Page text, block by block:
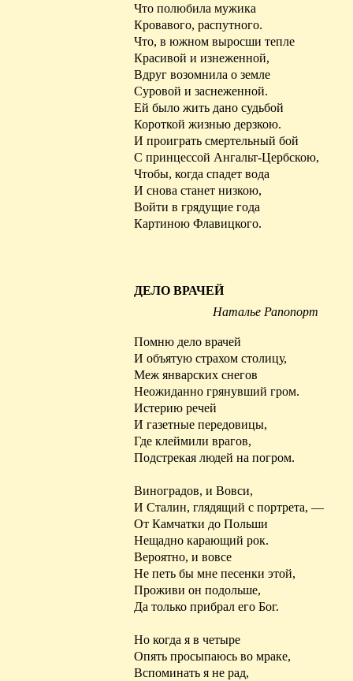
Что полюбила мужика
Кровавого, распутного.
Что, в южном выросши тепле
Красивой и изнеженной,
Вдруг возомнила о земле
Суровой и заснеженной.
Ей было жить дано судьбой
Короткой жизнью дерзкою.
И проиграть смертельный бой
С принцессой Ангальт-Цербскою,
Чтобы, когда спадет вода
И снова станет низкою,
Войти в грядущие года
Картиною Флавицкого.
ДЕЛО ВРАЧЕЙ
Наталье Рапопорт
Помню дело врачей
И объятую страхом столицу,
Меж январских снегов
Неожиданно грянувший гром.
Истерию речей
И газетные передовицы,
Где клеймили врагов,
Подстрекая людей на погром.
Виноградов, и Вовси,
И Сталин, глядящий с портрета, —
От Камчатки до Польши
Нещадно карающий рок.
Вероятно, и вовсе
Не петь бы мне песенки этой,
Проживи он подольше,
Да только прибрал его Бог.
Но когда я в четыре
Опять просыпаюсь во мраке,
Вспоминать я не рад,